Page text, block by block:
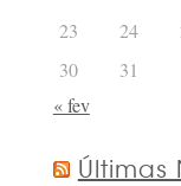
23
24
30
31
« fev
Últimas